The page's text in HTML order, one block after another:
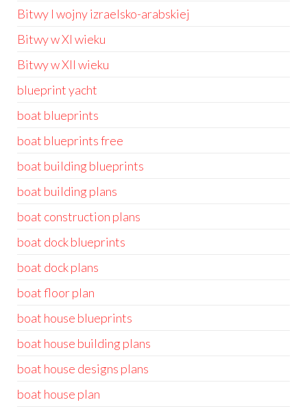
Bitwy I wojny izraelsko-arabskiej
Bitwy w XI wieku
Bitwy w XII wieku
blueprint yacht
boat blueprints
boat blueprints free
boat building blueprints
boat building plans
boat construction plans
boat dock blueprints
boat dock plans
boat floor plan
boat house blueprints
boat house building plans
boat house designs plans
boat house plan